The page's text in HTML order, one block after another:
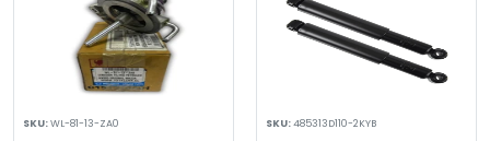
SKU:WL-81-13-ZA0 SKU:485313D110-2KYB